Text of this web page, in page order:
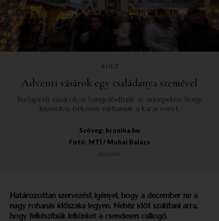
KULT
Adventi vásárok egy családanya szemével
Budapesti vásárokon hangolódtunk az ünnepekre, hogy
lelassulva, békésen várhassuk a karácsonyt.
Szöveg: kronika.hu
Fotó: MTI / Mohai Balázs
2022.12.06.
Határozottan szervezést igényel, hogy a december ne a
nagy rohanás időszaka legyen. Nehéz időt szakítani arra,
hogy felkészítsük lelkünket a csendesen csillogó